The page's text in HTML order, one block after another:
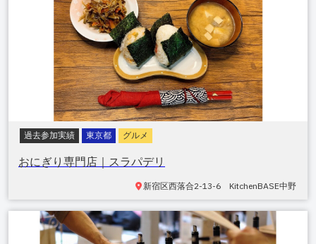
過去参加実績 東京都 グルメ
おにぎり専門店｜スラパデリ
新宿区西落合2-13-6 KitchenBASE中野